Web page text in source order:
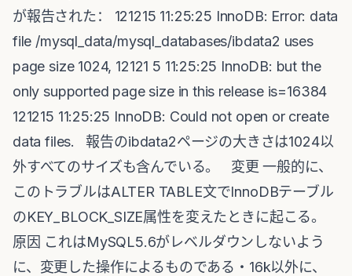
が報告された： 121215 11:25:25 InnoDB: Error: data
file /mysql_data/mysql_databases/ibdata2 uses
page size 1024, 12121 5 11:25:25 InnoDB: but the
only supported page size in this release is=16384
121215 11:25:25 InnoDB: Could not open or create
data files. 報告のibdata2ページの大きさは1024以
外すべてのサイズも含んでいる。 変更 一般的に、
このトラブルはALTER TABLE文でInnoDBテーブル
のKEY_BLOCK_SIZE属性を変えたときに起こる。
原因 これはMySQL5.6がレベルダウンしないよう
に、変更した操作によるものである・16k以外に、